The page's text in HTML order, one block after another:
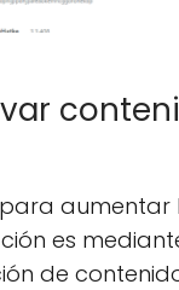
aumentar
es
de